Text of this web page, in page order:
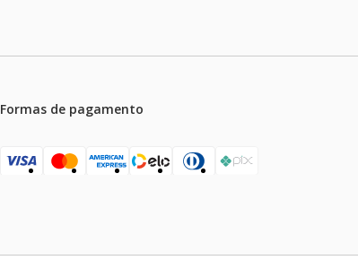
Formas de pagamento